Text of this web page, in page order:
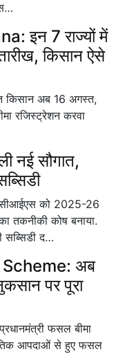
इन 7 राज्यों में
किसान ऐसे
किसान अब 16 अगस्त,
रजिस्ट्रेशन करवा
नई सौगात,
को 2025-26
तकनीकी कोष बनाया.
सब्सिडी द…
अब
पर पूरा
फसल बीमा
आपदाओं से हुए फसल